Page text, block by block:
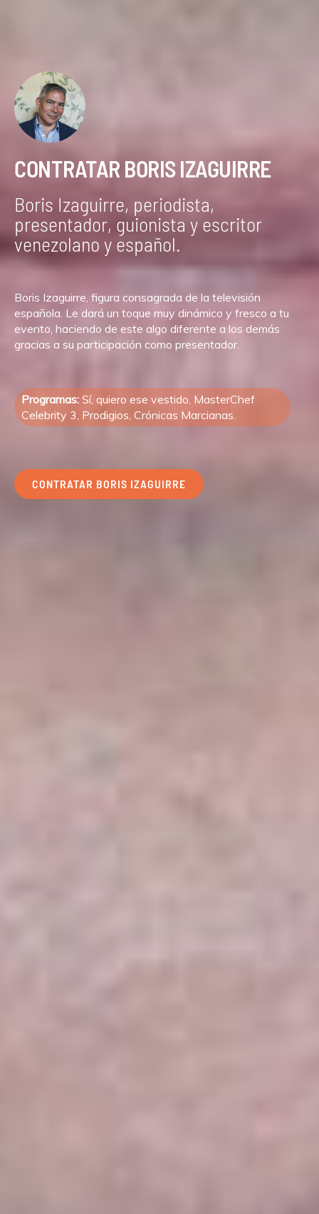
CONTRATAR BORIS IZAGUIRRE
Boris Izaguirre, periodista,
presentador, guionista y escritor
venezolano y español.
Boris Izaguirre, figura consagrada de la televisión
española. Le dará un toque muy dinámico y fresco a tu
evento, haciendo de este algo diferente a los demás
gracias a su participación como presentador.
Programas: Sí, quiero ese vestido, MasterChef
Celebrity 3, Prodigios, Crónicas Marcianas.
CONTRATAR BORIS IZAGUIRRE